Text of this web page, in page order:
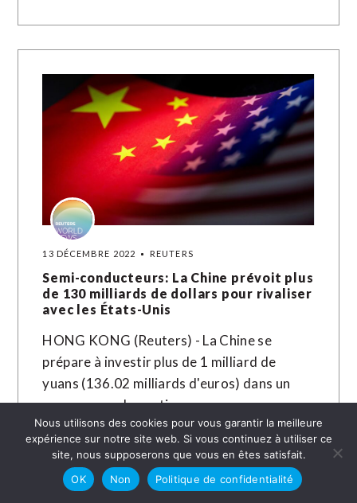
13 DÉCEMBRE 2022 REUTERS
Semi-conducteurs: La Chine prévoit plus
de 130 milliards de dollars pour rivaliser
avec les États-Unis
HONG KONG (Reuters) - La Chine se
prépare à investir plus de 1 milliard de
yuans (136.02 milliards d'euros) dans un
programme de soutien au…
LIRE LA SUITE →
Nous utilisons des cookies pour vous garantir la meilleure
expérience sur notre site web. Si vous continuez à utiliser ce
site, nous supposerons que vous en êtes satisfait.
OK
Non Politique de confidentialité